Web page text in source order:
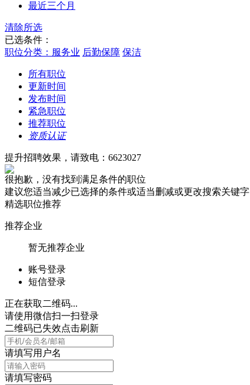
最近三个月
清除所选
已选条件：
职位分类：服务业 后勤保障 保洁
所有职位
更新时间
发布时间
紧急职位
推荐职位
资质认证
提升招聘效果，请致电：6623027
很抱歉，没有找到满足条件的职位
建议您适当减少已选择的条件或适当删减或更改搜索关键字
精选职位推荐
推荐企业
暂无推荐企业
账号登录
短信登录
正在获取二维码...
请使用微信扫一扫登录
二维码已失效点击刷新
请填写用户名
请填写密码